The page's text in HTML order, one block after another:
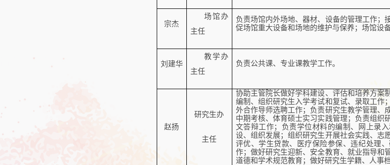
宗杰
场馆办
主任
负责场馆内外场地、器材、设备的管理工作；
促场馆重大设备和场地的维护与保养；场馆设
刘建华
教学办
主任
负责公共课、专业课教学工作。
赵扬
研究生办
主任
协助主管院长做好学科建设、评估和培养方案
编制、组织研究生入学考试和复试、录取工作
外合作导师选聘工作；负责研究生教学管理、
中期考核、体育硕士实习实践管理；负责组织
文答辩工作；负责学位材料的编制、网上录
设、组织发展；组织研究生开展社会实践、志
评优、学生贷款、医疗保险参保、违纪处理
作；做好研究生迎新、安全教育、就业指导和
道德和学术规范教育；做好研究生学籍、人事